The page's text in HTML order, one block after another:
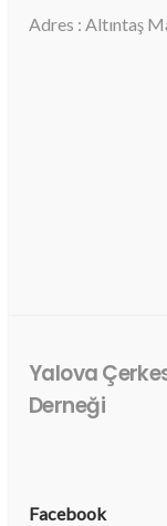
Adres : Altıntaş
Yalova
Derneği
Facebook